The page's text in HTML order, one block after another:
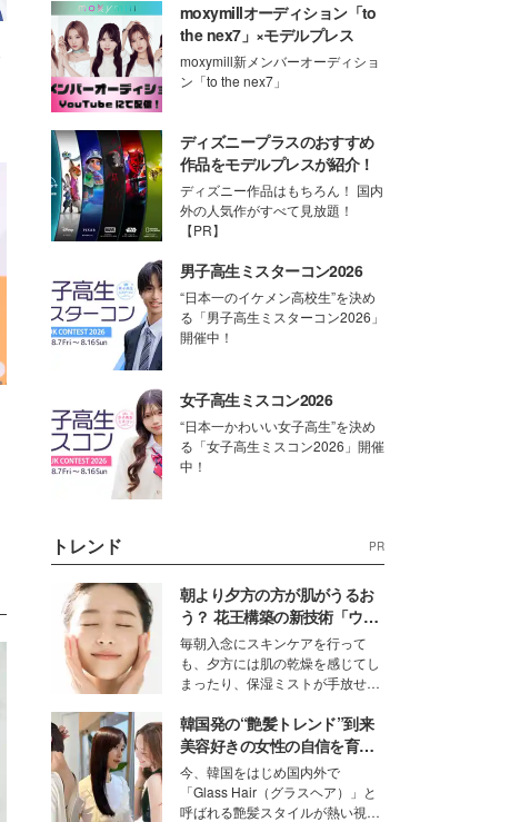
moxymillオーディション「to
the nex7」×モデルプレス
moxymill新メンバーオーディショ
ン「to the nex7」
ディズニープラスのおすすめ
作品をモデルプレスが紹介！
ディズニー作品はもちろん！ 国内
外の人気作がすべて見放題！
【PR】
男子高生ミスターコン2026
“日本一のイケメン高校生”を決め
る「男子高生ミスターコン2026」
開催中！
女子高生ミスコン2026
“日本一かわいい女子高生”を決め
る「女子高生ミスコン2026」開催
中！
トレンド PR
朝より夕方の方が肌がうるお
う？ 花王構築の新技術「ウォ
ーターキャプチャリングスキ
ン（捕水肌）」がスキンケア
の常識を変える予感
毎朝入念にスキンケアを行って
も、夕方には肌の乾燥を感じてし
まったり、保湿ミストが手放せな
な美容の常識を大きく変える可能
性を秘めた、革新的な「Water
Capturing Skin（ウォーターキャ
プチャリングスキン：捕水肌）」
技術を、花王が構築した。
韓国発の“艶髪トレンド”到来
美容好きの女性の自信を育む
「ヘアケア事情」って？
今、韓国をはじめ国内外で
「Glass Hair（グラスヘア）」と
呼ばれる艶髪スタイルが熱い視線